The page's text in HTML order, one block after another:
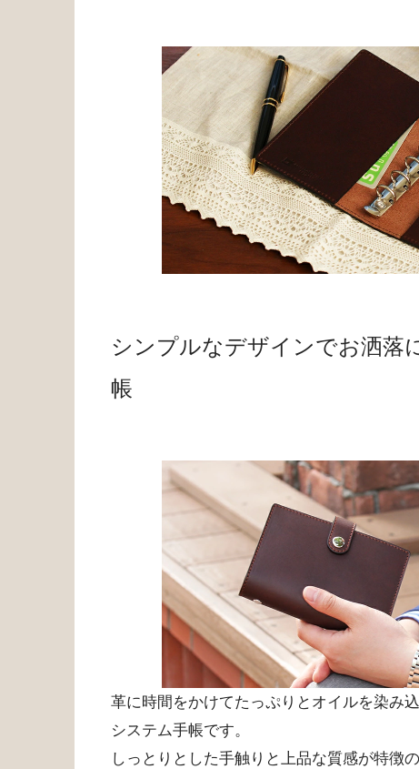
シンプルなデザインでお洒落
帳
革に時間をかけてたっぷりとオイルを染み
システム手帳です。
しっとりとした手触りと上品な質感が特徴